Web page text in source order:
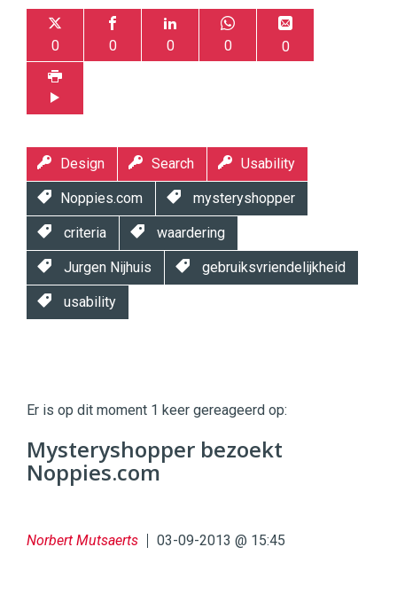
0 0 0 0 0
Design Search Usability
Noppies.com mysteryshopper
criteria waardering
Jurgen Nijhuis gebruiksvriendelijkheid
usability
|
Digital
Commercehttps://twinklemagazine.nl
9654
Er is op dit moment 1 keer gereageerd op:
Mysteryshopper bezoekt
Noppies.com
Norbert Mutsaerts 03-09-2013 @ 15:45